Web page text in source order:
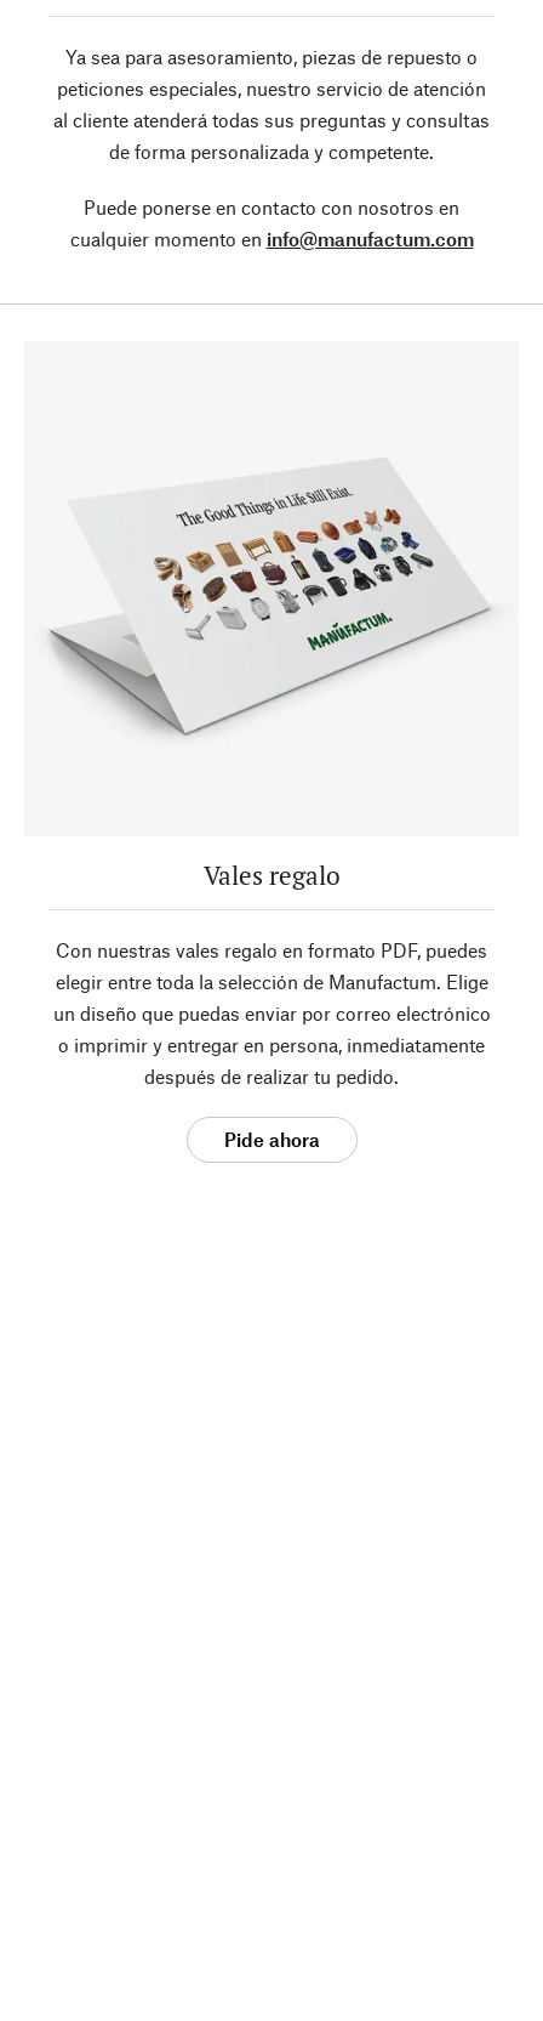
Ya sea para asesoramiento, piezas de repuesto o
peticiones especiales, nuestro servicio de atención
al cliente atenderá todas sus preguntas y consultas
de forma personalizada y competente.
Puede ponerse en contacto con nosotros en
cualquier momento en info@manufactum.com
Vales regalo
Con nuestras vales regalo en formato PDF, puedes
elegir entre toda la selección de Manufactum. Elige
un diseño que puedas enviar por correo electrónico
o imprimir y entregar en persona, inmediatamente
después de realizar tu pedido.
Pide ahora